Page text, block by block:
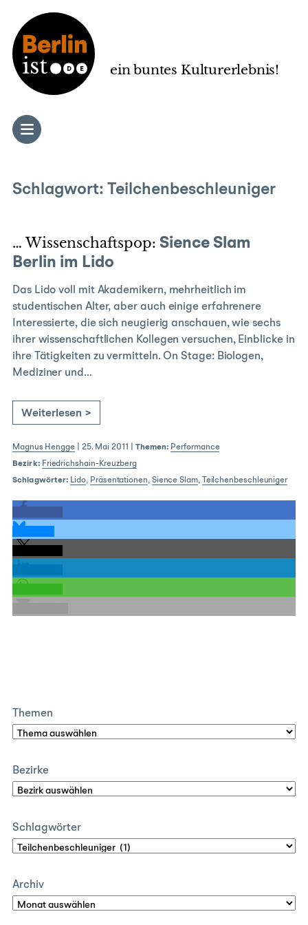
ein buntes Kulturerlebnis!
Schlagwort: Teilchenbeschleuniger
… Wissenschaftspop: Sience Slam
Berlin im Lido
Das Lido voll mit Akademikern, mehrheitlich im
studentischen Alter, aber auch einige erfahrenere
Interessierte, die sich neugierig anschauen, wie sechs
ihrer wissenschaftlichen Kollegen versuchen, Einblicke in
ihre Tätigkeiten zu vermitteln. On Stage: Biologen,
Mediziner und…
Weiterlesen >
Magnus Hengge| 25. Mai 2011 Themen: Performance
Bezirk: Friedrichshain-Kreuzberg
Schlagwörter: Lido, Präsentationen, Sience Slam, Teilchenbeschleuniger
Themen
Bezirke
Schlagwörter
Archiv